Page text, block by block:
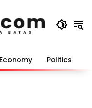
Economy Politics